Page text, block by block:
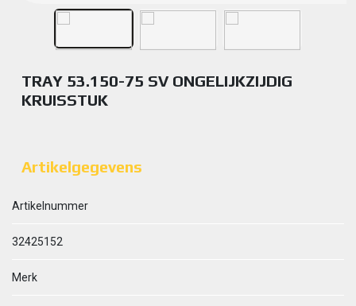
TRAY 53.150-75 SV ONGELIJKZIJDIG
KRUISSTUK
Artikelgegevens
Artikelnummer
32425152
Merk